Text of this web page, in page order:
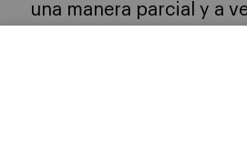
una manera parcial y a